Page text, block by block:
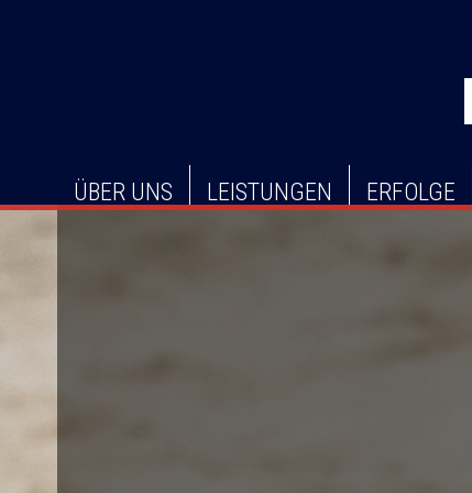
NAVIGATION
ÜBER UNS LEISTUNGEN ERFOLGE